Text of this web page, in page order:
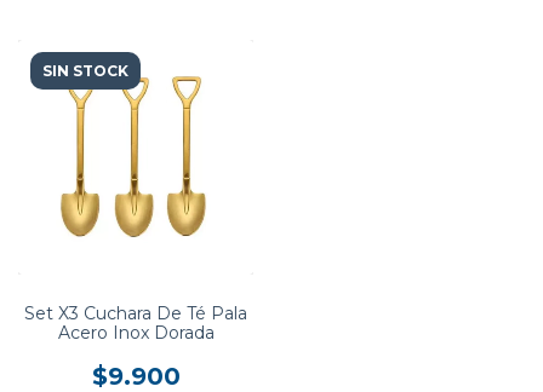
SIN STOCK
Set X3 Cuchara De Té Pala
Acero Inox Dorada
$9.900